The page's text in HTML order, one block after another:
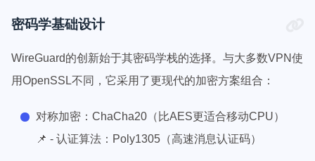
密码学基础设计
WireGuard的创新始于其密码学栈的选择。与大多数VPN使
用OpenSSL不同，它采用了更现代的加密方案组合：
对称加密：ChaCha20（比AES更适合移动CPU）
📌 - 认证算法：Poly1305（高速消息认证码）